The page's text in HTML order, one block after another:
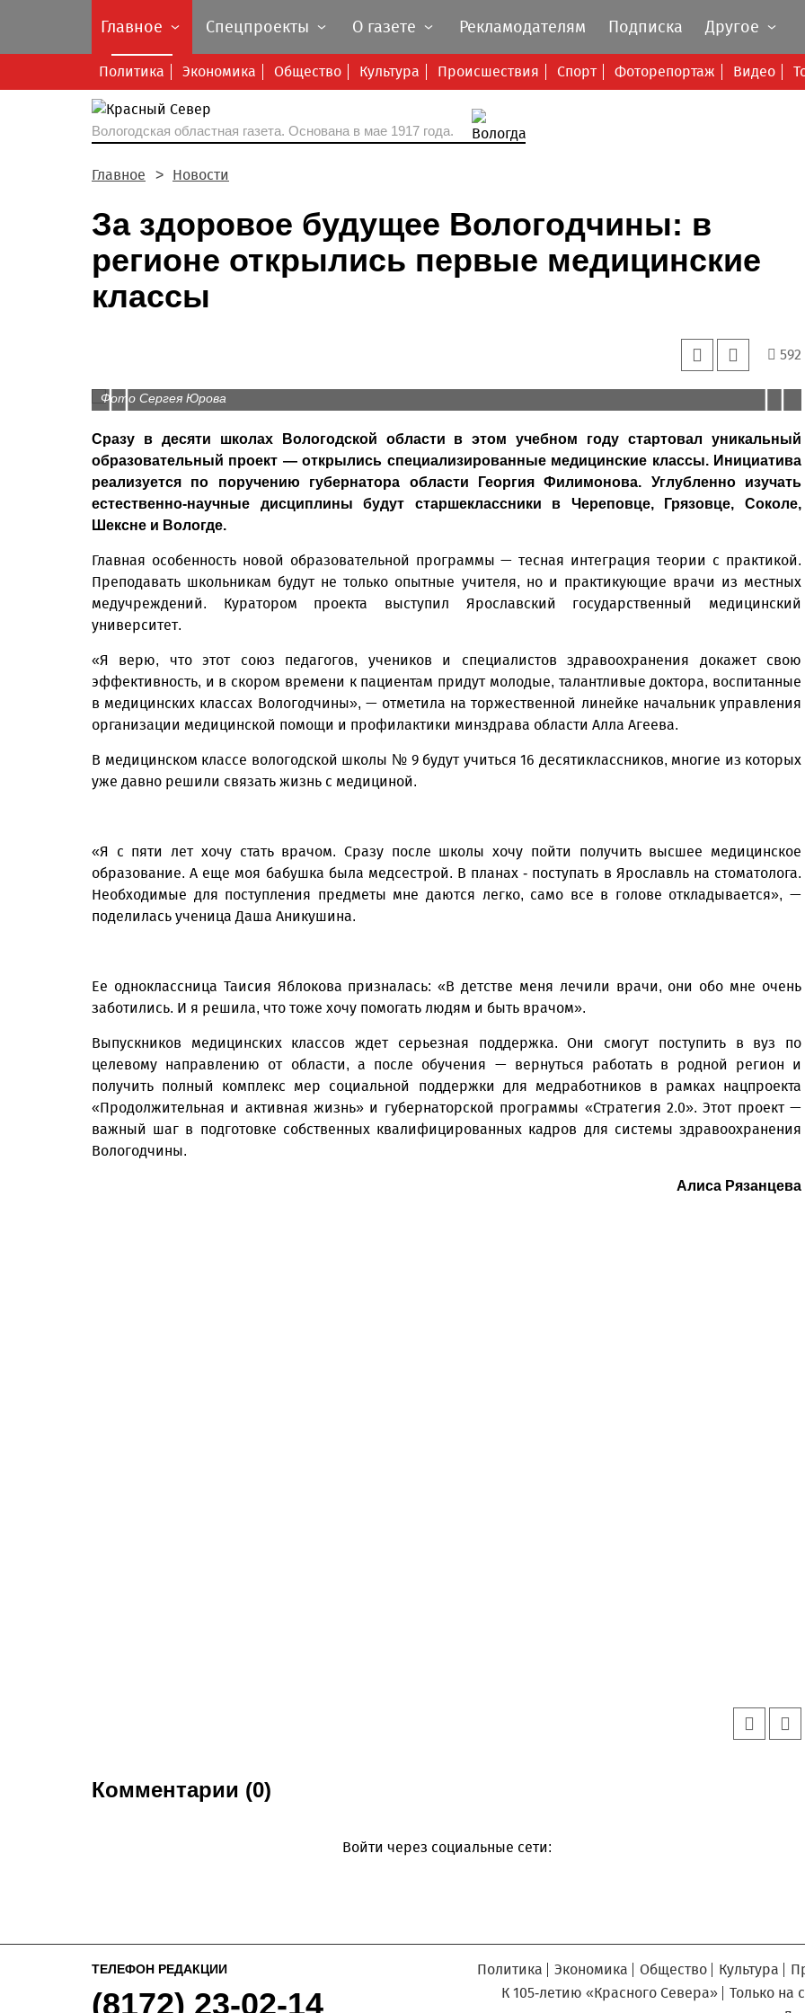
Главное
Политика Экономика Общество Культура Происшествия Спорт Фоторепортаж Видео
Спецпроекты О газете Рекламодателям Подписка Другое
Вологодская областная газета. Основана в мае 1917 года.
Главное Новости
За здоровое будущее Вологодчины: в
регионе открылись первые медицинские
классы
592
Prev
Фото Сергея Юрова
Алла Агеева.
Сразу в десяти школах Вологодской области в этом учебном году стартовал уникальный
образовательный проект — открылись специализированные медицинские классы. Инициатива
реализуется по поручению губернатора области Георгия Филимонова. Углубленно изучать
естественно-научные дисциплины будут старшеклассники в Череповце, Грязовце, Соколе,
Шексне и Вологде.
Главная особенность новой образовательной программы — тесная интеграция теории с практикой.
Преподавать школьникам будут не только опытные учителя, но и практикующие врачи из местных
медучреждений. Куратором проекта выступил Ярославский государственный медицинский
университет.
«Я верю, что этот союз педагогов, учеников и специалистов здравоохранения докажет свою
эффективность, и в скором времени к пациентам придут молодые, талантливые доктора, воспитанные
в медицинских классах Вологодчины», — отметила на торжественной линейке начальник управления
организации медицинской помощи и профилактики минздрава области Алла Агеева.
В медицинском классе вологодской школы № 9 будут учиться 16 десятиклассников, многие из которых
уже давно решили связать жизнь с медициной.
«Я с пяти лет хочу стать врачом. Сразу после школы хочу пойти получить высшее медицинское
образование. А еще моя бабушка была медсестрой. В планах - поступать в Ярославль на стоматолога.
Необходимые для поступления предметы мне даются легко, само все в голове откладывается», —
поделилась ученица Даша Аникушина.
Ее одноклассница Таисия Яблокова призналась: «В детстве меня лечили врачи, они обо мне очень
заботились. И я решила, что тоже хочу помогать людям и быть врачом».
Выпускников медицинских классов ждет серьезная поддержка. Они смогут поступить в вуз по
целевому направлению от области, а после обучения — вернуться работать в родной регион и
получить полный комплекс мер социальной поддержки для медработников в рамках нацпроекта
«Продолжительная и активная жизнь» и губернаторской программы «Стратегия 2.0». Этот проект —
важный шаг в подготовке собственных квалифицированных кадров для системы здравоохранения
Вологодчины.
Алиса Рязанцева
Комментарии (0)
Войти через социальные сети:
Уважаемые посетители сайта!
ресурсе газеты «Красный
ТЕЛЕФОН РЕДАКЦИИ
(8172) 23-02-14
Политика Экономика Общество Культура
К 105-летию «Красного Севера»
Только на